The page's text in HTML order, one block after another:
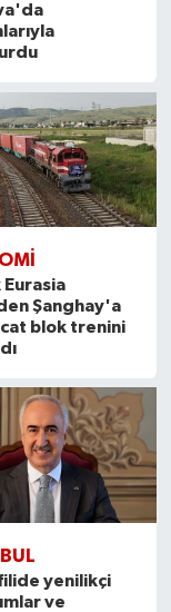
Eurasia
Şanghay'a
blok trenini
yenilikçi
ve